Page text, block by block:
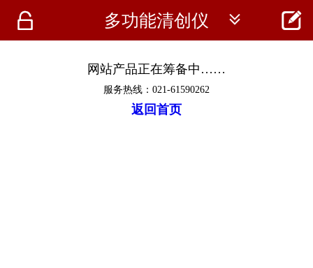
 首页
 多功能清创仪  
网站产品正在筹备中……
服务热线：021-61590262
返回首页